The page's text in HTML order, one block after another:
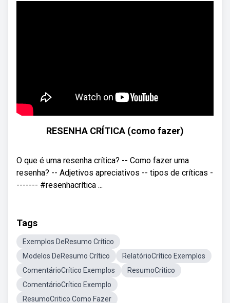
RESENHA CRÍTICA (como fazer)
O que é uma resenha crítica? -- Como fazer uma
resenha? -- Adjetivos apreciativos -- tipos de críticas -
------- #resenhacrítica ...
Tags
Exemplos DeResumo Crítico
Modelos DeResumo Crítico
RelatórioCrítico Exemplos
ComentárioCrítico Exemplos
ResumoCritico
ComentárioCrítico Exemplo
ResumoCritico Como Fazer